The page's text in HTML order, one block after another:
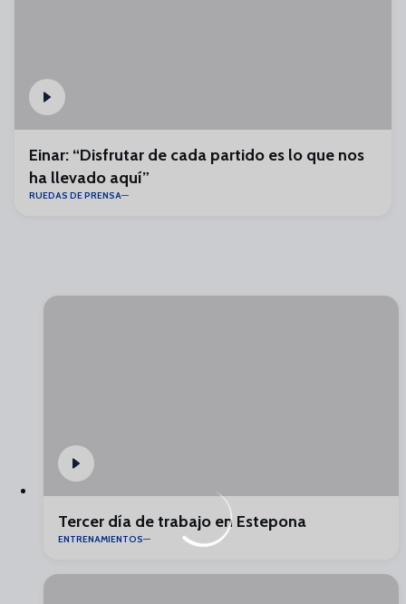
Einar: “Disfrutar de cada partido es lo que nos
ha llevado aquí”
RUEDAS DE PRENSA
Tercer día de trabajo en Estepona
ENTRENAMIENTOS